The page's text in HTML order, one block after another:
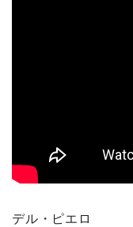
デル・ピエロ